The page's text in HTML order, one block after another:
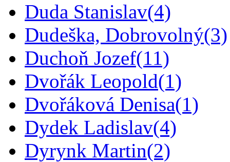
Duda Stanislav(4)
Dudeška, Dobrovolný(3)
Duchoň Jozef(11)
Dvořák Leopold(1)
Dvořáková Denisa(1)
Dydek Ladislav(4)
Dyrynk Martin(2)